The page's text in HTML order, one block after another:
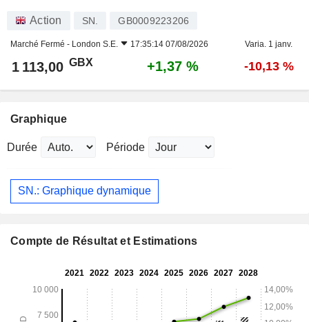
Action SN. GB0009223206
Marché Fermé - London S.E. 17:35:14 07/08/2026 Varia. 1 janv.
1 113,00 GBX +1,37 % -10,13 %
Graphique
Durée Période
SN.: Graphique dynamique
Compte de Résultat et Estimations